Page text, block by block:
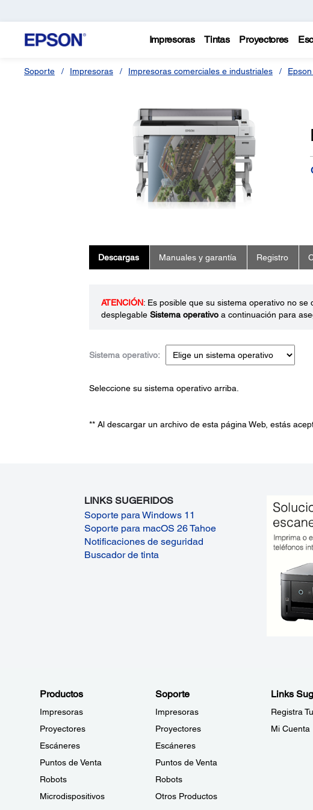
Impresoras Tintas Proyectores
Soporte Impresoras Impresoras comerciales e industriales
Descargas Manuales y garantía Registro
ATENCIÓN: Es posible que su sistema operativo no
desplegable Sistema operativoa continuación para
Sistema operativo:
Seleccione su sistema operativo arriba.
** Al descargar un archivo de esta página Web, estás
LINKS SUGERIDOS
Soporte para Windows 11
Soporte para macOS 26 Tahoe
Notificaciones de seguridad
Buscador de tinta
Productos
Impresoras
Proyectores
Escáneres
Puntos de Venta
Robots
Microdispositivos
Soporte
Impresoras
Proyectores
Escáneres
Puntos de Venta
Robots
Otros Productos
Links
Registra
Mi Cuenta